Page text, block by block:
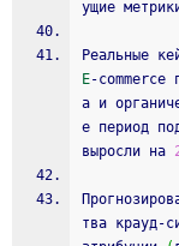
ущие
E‑commerce
а и
е период
выросли на
тва